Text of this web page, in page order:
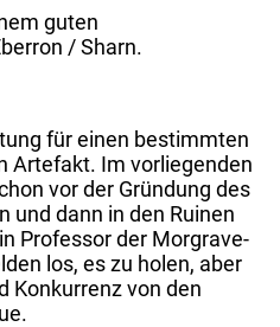
guten
/ Sharn.
für einen bestimmten
Artefakt. Im vorliegenden
vor der Gründung des
und dann in den Ruinen
Professor der Morgrave-
los, es zu holen, aber
Konkurrenz von den